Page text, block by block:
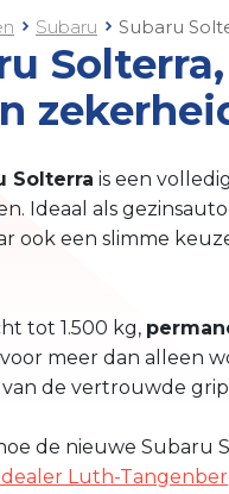
Subaru Subaru
Solterra is een
Ideaal als
ook een slimme
tot 1.500 kg,
meer dan alleen
de vertrouwde
de nieuwe Subaru
Luth-